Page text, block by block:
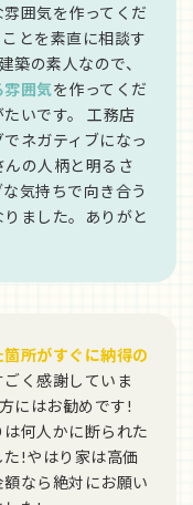
囲気を作ってくだ
とを素直に相談す
築の素人なので、
雰囲気を作ってくだ
いです。 工務店
ネガティブになっ
の人柄と明るさ
気持ちで向き合う
ました。ありがと
箇所がすぐに納得の
ごく感謝していま
にはお勧めです!
何人かに断られた
!やはり家は高価
なら絶対にお願い